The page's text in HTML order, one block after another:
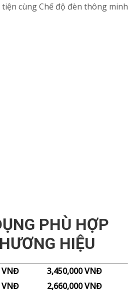
cùng Chế độ đèn thông minh
PHÙ HỢP
HIỆU
VNĐ
3,450,000 VNĐ
VNĐ
2,660,000 VNĐ